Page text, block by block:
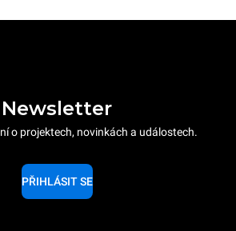
Newsletter
o projektech, novinkách a událostech.
PŘIHLÁSIT SE